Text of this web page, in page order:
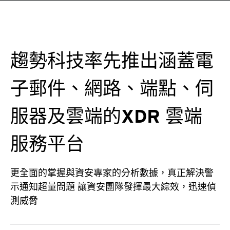
趨勢科技率先推出涵蓋電
子郵件、網路、端點、伺
服器及雲端的XDR 雲端
服務平台
更全面的掌握與資安專家的分析數據，真正解決警
示通知超量問題 讓資安團隊發揮最大綜效，迅速偵
測威脅